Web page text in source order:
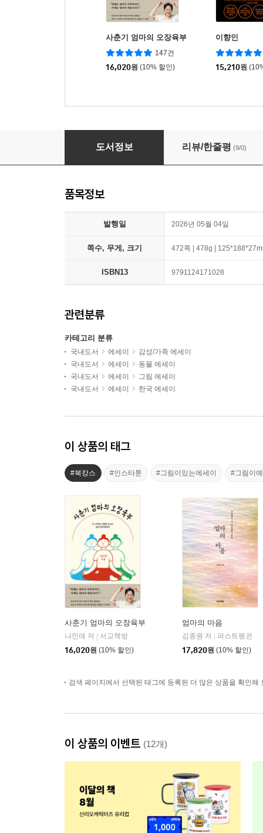
사춘기 엄마의 오장육부
147건
16,020원 (10% 할인)
이향인
15,210원
이렇게 될 줄 알았습니다
도서정보 리뷰/한줄평 (9/0)
품목정보
발행일 2026년 05월 04일
쪽수, 무게, 크기 472쪽 | 478g |
ISBN13 9791124171028
관련분류
카테고리 분류
국내도서 에세이
감성/가족 에세이
국내도서
에세이
동물 에세이
국내도서
에세이
그림 에세이
국내도서
에세이 한국 에세이
이 상품의 태그
#북캉스 #인스타툰 #그림이있는에세이 #그림이
사춘기 엄마의 오장육부
나민애 저
서교책방
16,020원 (10% 할인)
엄마의 마음
김종원 저
퍼스트펭귄
17,820원 (10% 할인)
검색 페이지에서 선택된 태그에 등록된 더 많은 상품을 확인해
이 상품의 이벤트 (12개)